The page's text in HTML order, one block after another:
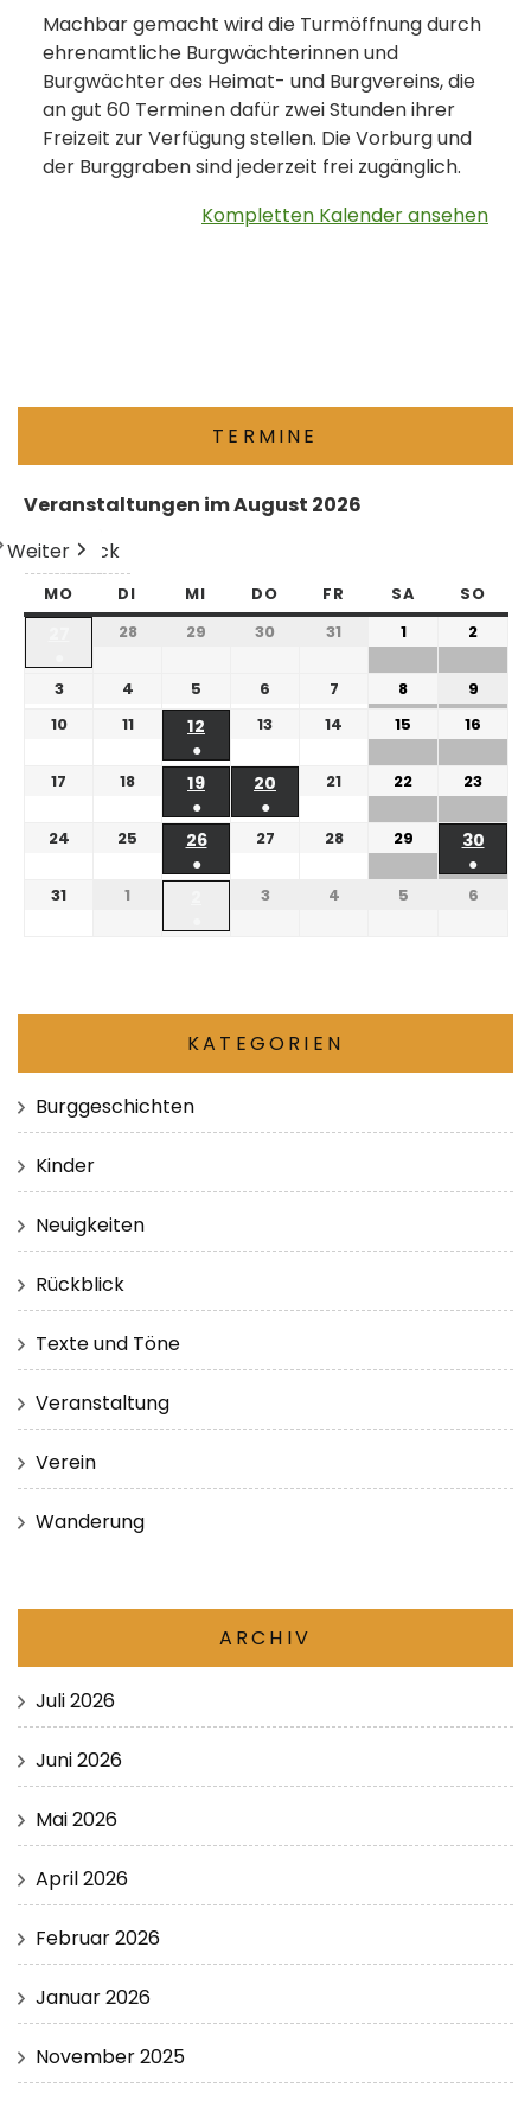
Machbar gemacht wird die Turmöffnung durch
ehrenamtliche Burgwächterinnen und
Burgwächter des Heimat- und Burgvereins, die
an gut 60 Terminen dafür zwei Stunden ihrer
Freizeit zur Verfügung stellen. Die Vorburg und
der Burggraben sind jederzeit frei zugänglich.
Kompletten Kalender ansehen
TERMINE
Veranstaltungen im August 2026
Zurück
Heute
Weiter
MO DI MI DO FR SA SO
28 29 30 31 1 2
3 4 5 6 7 8
9
10
11
12
●
13 14 15 16
17 18
19
●
20
●
21 22 23
24 25
26
●
27 28 29
30
●
31 1 3 4 5 6
KATEGORIEN
Burggeschichten
Kinder
Neuigkeiten
Rückblick
Texte und Töne
Veranstaltung
Verein
Wanderung
ARCHIV
Juli 2026
Juni 2026
Mai 2026
April 2026
Februar 2026
Januar 2026
November 2025